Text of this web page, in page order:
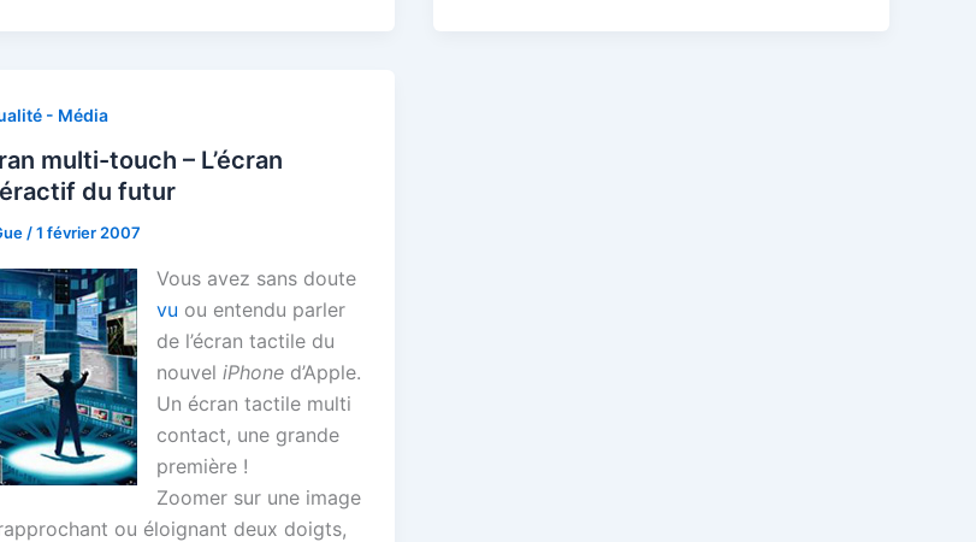
- Média
multi-touch – L’écran
du futur
/1 février 2007
Vous avez sans doute
vu ou entendu parler
de l’écran tactile du
nouvel iPhoned’Apple.
Un écran tactile multi
contact, une grande
première !
Zoomer sur une image
ou éloignant deux doigts,